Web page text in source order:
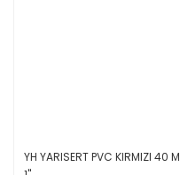
YH YARISERT PVC KIRMIZI 40 M